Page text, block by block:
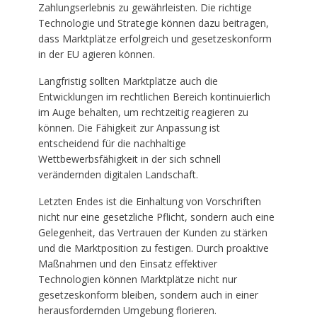
Zahlungserlebnis zu gewährleisten. Die richtige
Technologie und Strategie können dazu beitragen,
dass Marktplätze erfolgreich und gesetzeskonform
in der EU agieren können.
Langfristig sollten Marktplätze auch die
Entwicklungen im rechtlichen Bereich kontinuierlich
im Auge behalten, um rechtzeitig reagieren zu
können. Die Fähigkeit zur Anpassung ist
entscheidend für die nachhaltige
Wettbewerbsfähigkeit in der sich schnell
verändernden digitalen Landschaft.
Letzten Endes ist die Einhaltung von Vorschriften
nicht nur eine gesetzliche Pflicht, sondern auch eine
Gelegenheit, das Vertrauen der Kunden zu stärken
und die Marktposition zu festigen. Durch proaktive
Maßnahmen und den Einsatz effektiver
Technologien können Marktplätze nicht nur
gesetzeskonform bleiben, sondern auch in einer
herausfordernden Umgebung florieren.